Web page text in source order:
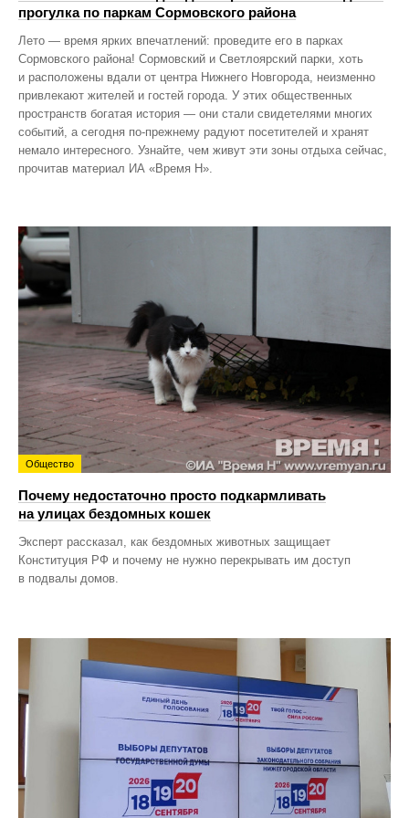
прогулка по паркам Сормовского района
Лето — время ярких впечатлений: проведите его в парках
Сормовского района! Сормовский и Светлоярский парки, хоть
и расположены вдали от центра Нижнего Новгорода, неизменно
привлекают жителей и гостей города. У этих общественных
пространств богатая история — они стали свидетелями многих
событий, а сегодня по‑прежнему радуют посетителей и хранят
немало интересного. Узнайте, чем живут эти зоны отдыха сейчас,
прочитав материал ИА «Время Н».
Общество
Почему недостаточно просто подкармливать
на улицах бездомных кошек
Эксперт рассказал, как бездомных животных защищает
Конституция РФ и почему не нужно перекрывать им доступ
в подвалы домов.